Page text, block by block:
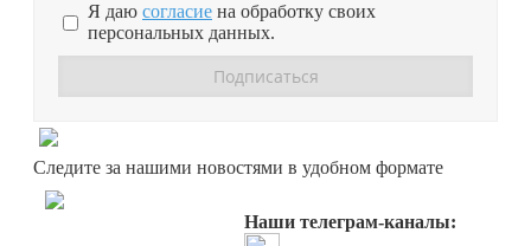
Я даю согласие на обработку своих
персональных данных.
Следите за нашими новостями в удобном формате
Наши телеграм-каналы: